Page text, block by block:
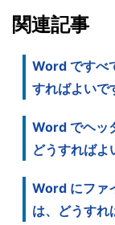
関連記事
Word ですべ
すればよいで
Word でヘッ
どうすればよ
Word にファ
は、どうすれ